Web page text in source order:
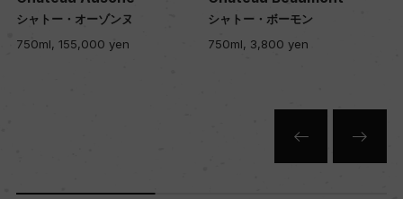
12
コルク
シャトー・オーゾンヌ
750ml, 155,000 yen
シャトー・ボーモン
750ml, 3,800 yen